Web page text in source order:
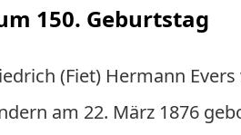
150. Geburtstag
(Fiet) Hermann
am 22. März 1876